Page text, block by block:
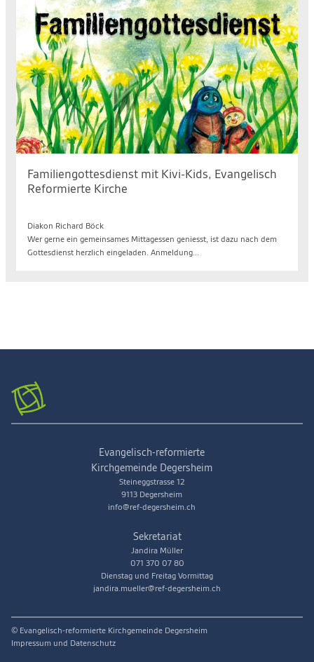
Familiengottesdienst mit Kivi-Kids, Evangelisch
Reformierte Kirche
Diakon Richard Böck
Wer gerne ein gemeinsames Mittagessen geniesst, ist dazu nach dem
Gottesdienst herzlich eingeladen. Anmeldung...
Evangelisch-reformierte
Kirchgemeinde Degersheim
Steineggstrasse 12
9113 Degersheim
info@ref-degersheim.ch
Sekretariat
Jandira Müller
071 370 07 80
Dienstag und Freitag Vormittag
jandira.mueller@ref-degersheim.ch
© Evangelisch-reformierte Kirchgemeinde Degersheim
Impressum und Datenschutz